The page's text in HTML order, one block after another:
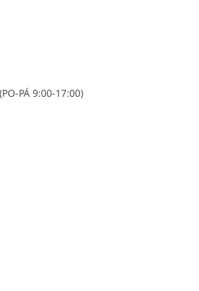
PÁ 9:00-17:00)